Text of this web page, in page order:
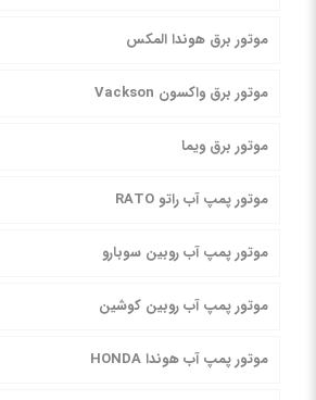
موتور برق هوندا المکس
موتور برق واکسون Vackson
موتور برق ویما
موتور پمپ آب راتو RATO
موتور پمپ آب روبین سوبارو
موتور پمپ آب روبین کوشین
موتور پمپ آب هوندا HONDA